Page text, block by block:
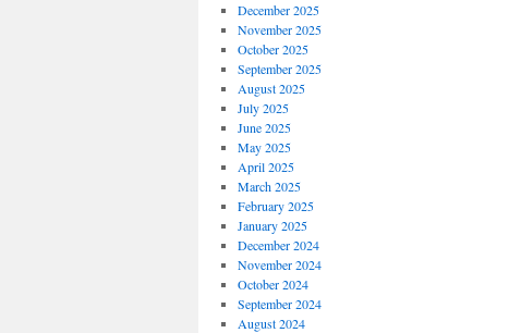
December 2025
November 2025
October 2025
September 2025
August 2025
July 2025
June 2025
May 2025
April 2025
March 2025
February 2025
January 2025
December 2024
November 2024
October 2024
September 2024
August 2024